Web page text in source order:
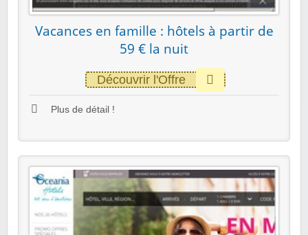
Vacances en famille : hôtels à partir de
59 € la nuit
Découvrir l'Offre
Plus de détail !